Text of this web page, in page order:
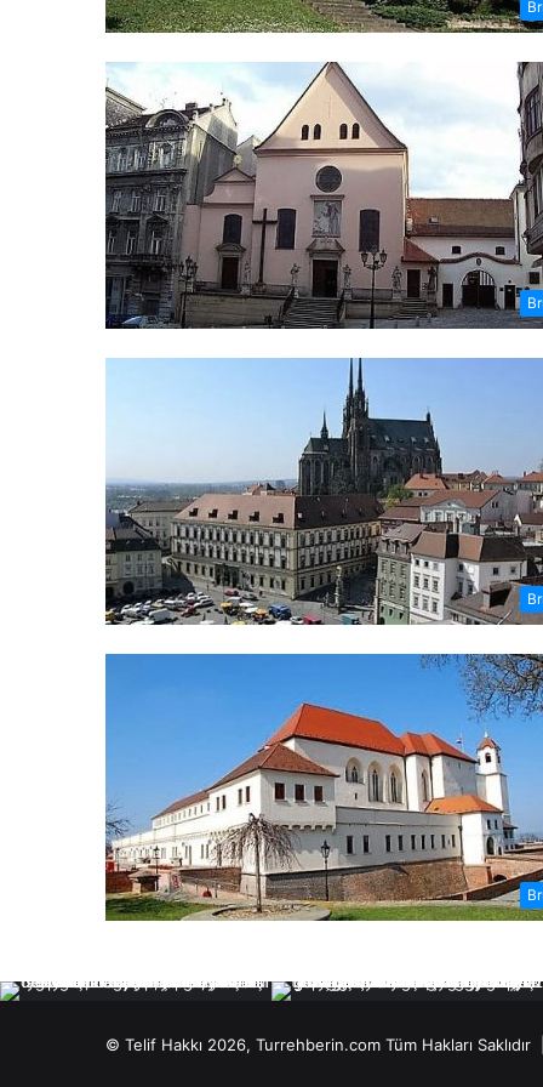
© Telif Hakkı 2026, Turrehberin.com Tüm Hakları Saklıdır